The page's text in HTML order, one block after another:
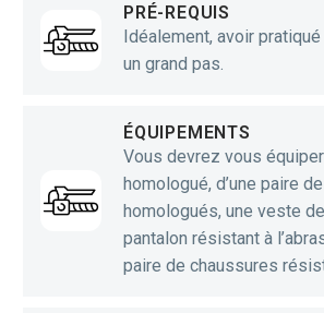
PRÉ-REQUIS
Idéalement, avoir
un grand pas.
ÉQUIPEMENTS
Vous devrez vous équiper
homologué, d’une paire
homologués, une veste
pantalon résistant à
paire de chaussures